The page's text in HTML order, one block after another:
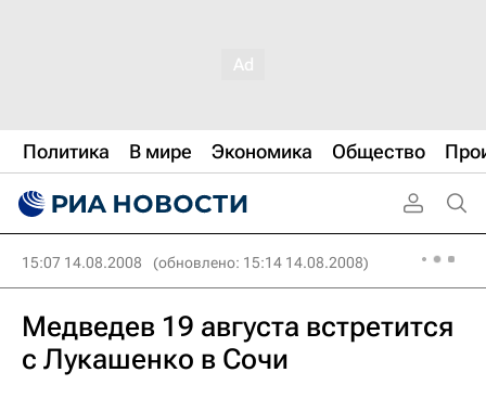
Политика В мире Экономика Общество
15:07 14.08.2008 (обновлено: 15:14 14.08.2008)
Медведев 19 августа встретится
с Лукашенко в Сочи